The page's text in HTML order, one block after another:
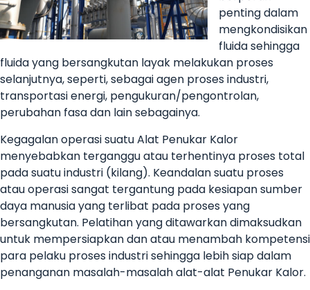
penting dalam
mengkondisikan
fluida sehingga
fluida yang bersangkutan layak melakukan proses
selanjutnya, seperti, sebagai agen proses industri,
transportasi energi, pengukuran/pengontrolan,
perubahan fasa dan lain sebagainya.
Kegagalan operasi suatu Alat Penukar Kalor
menyebabkan terganggu atau terhentinya proses total
pada suatu industri (kilang). Keandalan suatu proses
atau operasi sangat tergantung pada kesiapan sumber
daya manusia yang terlibat pada proses yang
bersangkutan. Pelatihan yang ditawarkan dimaksudkan
untuk mempersiapkan dan atau menambah kompetensi
para pelaku proses industri sehingga lebih siap dalam
penanganan masalah-masalah alat-alat Penukar Kalor.